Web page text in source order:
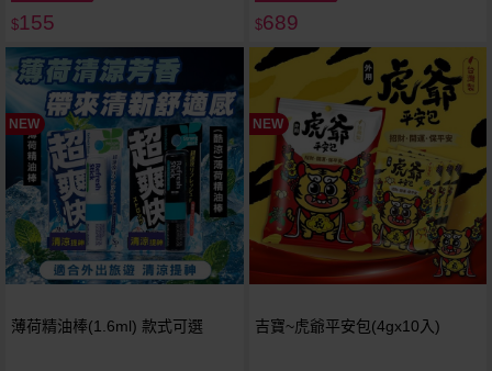
$155 $689
NEW
薄荷精油棒(1.6ml) 款式可選
NEW
吉寶~虎爺平安包(4gx10入)